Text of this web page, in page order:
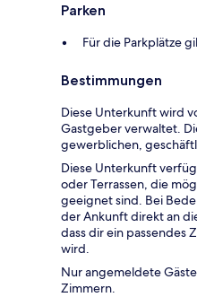
Parken
Für die Parkplätze
Bestimmungen
Diese Unterkunft wird
Gastgeber verwaltet.
gewerblichen,
Diese Unterkunft
oder Terrassen, die
geeignet sind. Bei
der Ankunft direkt an
dass dir ein passendes
wird.
Nur angemeldete
Zimmern.